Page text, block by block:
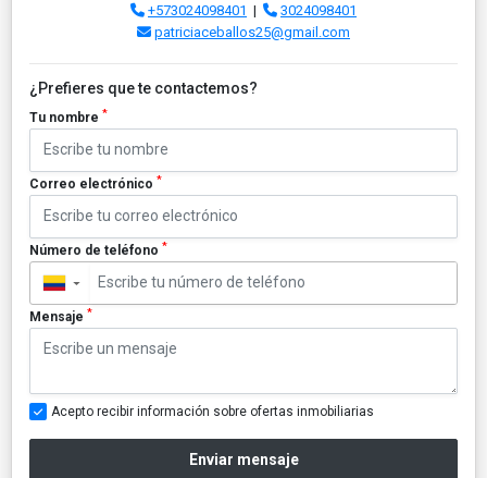
+573024098401 |
3024098401
patriciaceballos25@gmail.com
¿Prefieres que te contactemos?
Tu nombre *
Correo electrónico *
Número de teléfono *
▼
Mensaje *
Acepto recibir información sobre ofertas inmobiliarias
Enviar mensaje